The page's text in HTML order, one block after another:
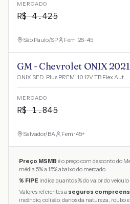
MERCADO
R$4.425
São Paulo/SP Fem · 26-45
GM - Chevrolet ONIX 2021
ONIX SED. Plus PREM. 1.0 12V TB Flex Aut
MERCADO
R$1.845
Salvador/BA Fem · 45+
Preço MSMB é o preço com desconto do
média 5% a 15% abaixo do mercado.
% FIPE indica quantos % do valor do veículo
Valores referentes a seguros
incêndio, colisão, danos da natureza, roubo